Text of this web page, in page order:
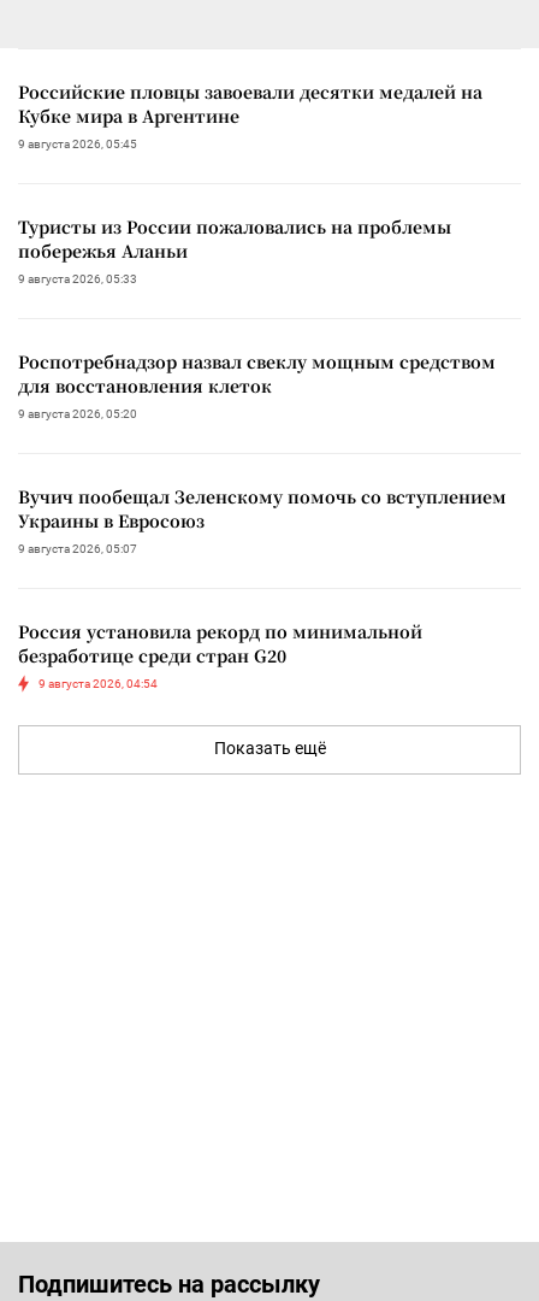
Российские пловцы завоевали десятки медалей на
Кубке мира в Аргентине
9 августа 2026, 05:45
Туристы из России пожаловались на проблемы
побережья Аланьи
9 августа 2026, 05:33
Роспотребнадзор назвал свеклу мощным средством
для восстановления клеток
9 августа 2026, 05:20
Вучич пообещал Зеленскому помочь со вступлением
Украины в Евросоюз
9 августа 2026, 05:07
Россия установила рекорд по минимальной
безработице среди стран G20
9 августа 2026, 04:54
Показать ещё
Подпишитесь на рассылку